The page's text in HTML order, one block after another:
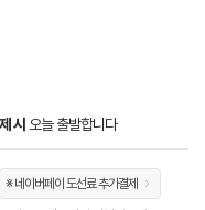
시 오늘 출발합니다
※ 네이버페이 도선료 추가결제